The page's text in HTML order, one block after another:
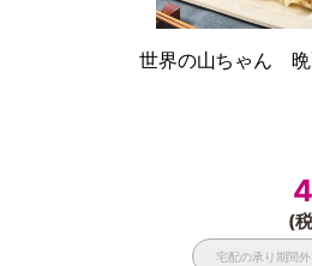
世界の山ちゃん
(
宅配の承り期間